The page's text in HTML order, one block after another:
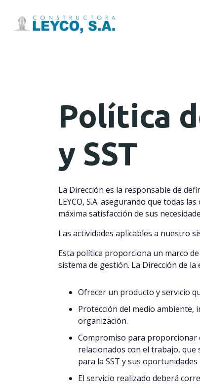
Leyco
Política
y SST
La Dirección es la responsable de
LEYCO, S.A. asegurando que todas
máxima satisfacción de sus
Las actividades aplicables a nuestro
Esta política proporciona un marco
sistema de gestión. La Dirección de
Ofrecer un producto y servicio
Protección del medio ambiente,
organización.
Compromiso para proporcionar
relacionados con el trabajo,
para la SST y sus oportunidades
El servicio realizado deberá